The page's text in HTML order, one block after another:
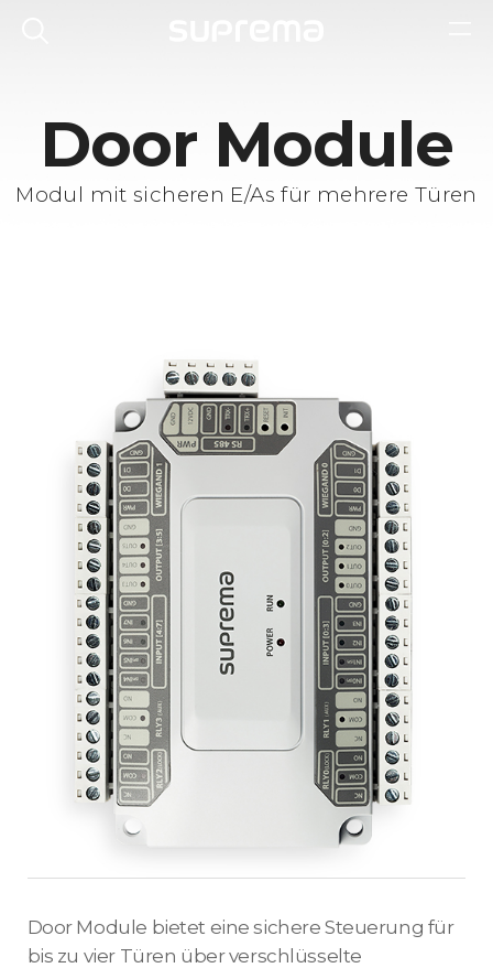
Door Module
Modul mit sicheren E/As für mehrere Türen
Door Module bietet eine sichere Steuerung für
bis zu vier Türen über verschlüsselte